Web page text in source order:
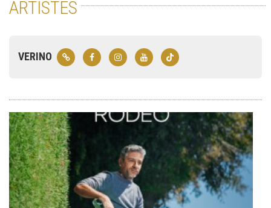
ARTISTES
VERINO